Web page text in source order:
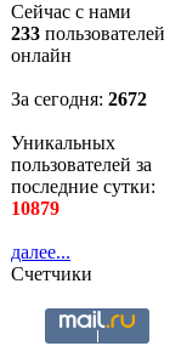
Сейчас с нами
233 пользователей
онлайн
За сегодня: 2672
Уникальных
пользователей за
последние сутки:
10879
далее...
Счетчики